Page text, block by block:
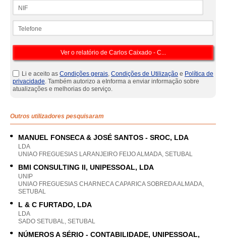
Li e aceito as Condições gerais, Condições de Utilização e Política de
privacidade. Também autorizo a eInforma a enviar informação sobre
atualizações e melhorias do serviço.
Outros utilizadores pesquisaram
MANUEL FONSECA & JOSÉ SANTOS - SROC, LDA
LDA
UNIAO FREGUESIAS LARANJEIRO FEIJO ALMADA, SETUBAL
BMI CONSULTING II, UNIPESSOAL, LDA
UNIP
UNIAO FREGUESIAS CHARNECA CAPARICA SOBREDA ALMADA,
SETUBAL
L & C FURTADO, LDA
LDA
SADO SETUBAL, SETUBAL
NÚMEROS A SÉRIO - CONTABILIDADE, UNIPESSOAL,